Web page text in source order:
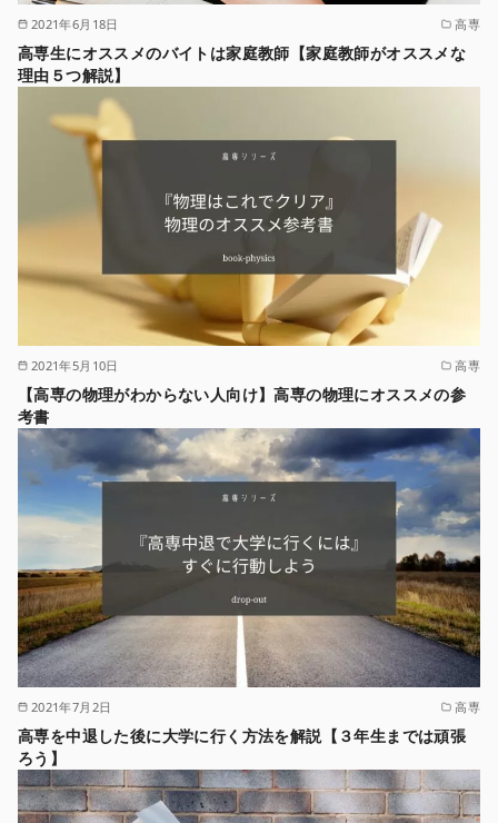
2021年6月18日 高専
高専生にオススメのバイトは家庭教師【家庭教師がオススメな
理由５つ解説】
2021年5月10日 高専
【高専の物理がわからない人向け】高専の物理にオススメの参
考書
2021年7月2日 高専
高専を中退した後に大学に行く方法を解説【３年生までは頑張
ろう】